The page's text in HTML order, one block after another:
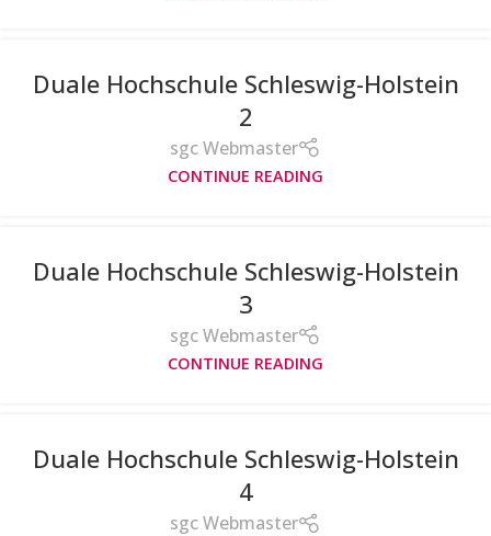
Duale Hochschule Schleswig-Holstein
2
sgc Webmaster
CONTINUE READING
Duale Hochschule Schleswig-Holstein
3
sgc Webmaster
CONTINUE READING
Duale Hochschule Schleswig-Holstein
4
sgc Webmaster